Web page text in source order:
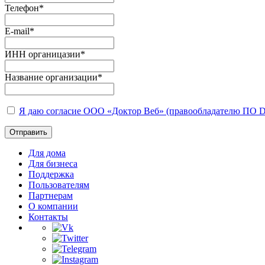
Телефон*
E-mail*
ИНН органицазии*
Название организации*
Я даю согласие ООО «Доктор Веб» (правообладателю ПО
Отправить
Для дома
Для бизнеса
Поддержка
Пользователям
Партнерам
О компании
Контакты